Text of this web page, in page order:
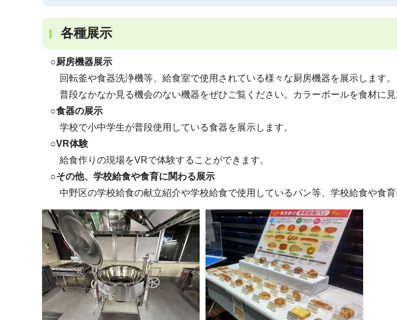
各種展示
○厨房機器展示
回転釜や食器洗浄機等、給食室で使用されている様々な厨房機器を展示します。
普段なかなか見る機会のない機器をぜひご覧ください。カラーボールを食材に
○食器の展示
学校で小中学生が普段使用している食器を展示します。
○VR体験
給食作りの現場をVRで体験することができます。
○その他、学校給食や食育に関わる展示
中野区の学校給食の献立紹介や学校給食で使用しているパン等、学校給食や食育